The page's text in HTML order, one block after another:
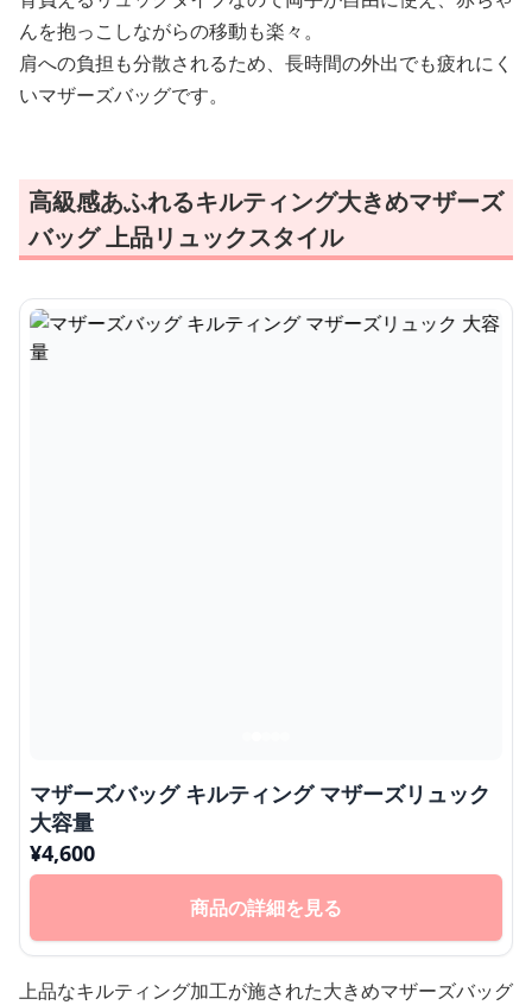
んを抱っこしながらの移動も楽々。
肩への負担も分散されるため、長時間の外出でも疲れにく
いマザーズバッグです。
高級感あふれるキルティング大きめマザーズ
バッグ 上品リュックスタイル
マザーズバッグ キルティング マザーズリュック
大容量
¥4,600
商品の詳細を見る
上品なキルティング加工が施された大きめマザーズバッグ